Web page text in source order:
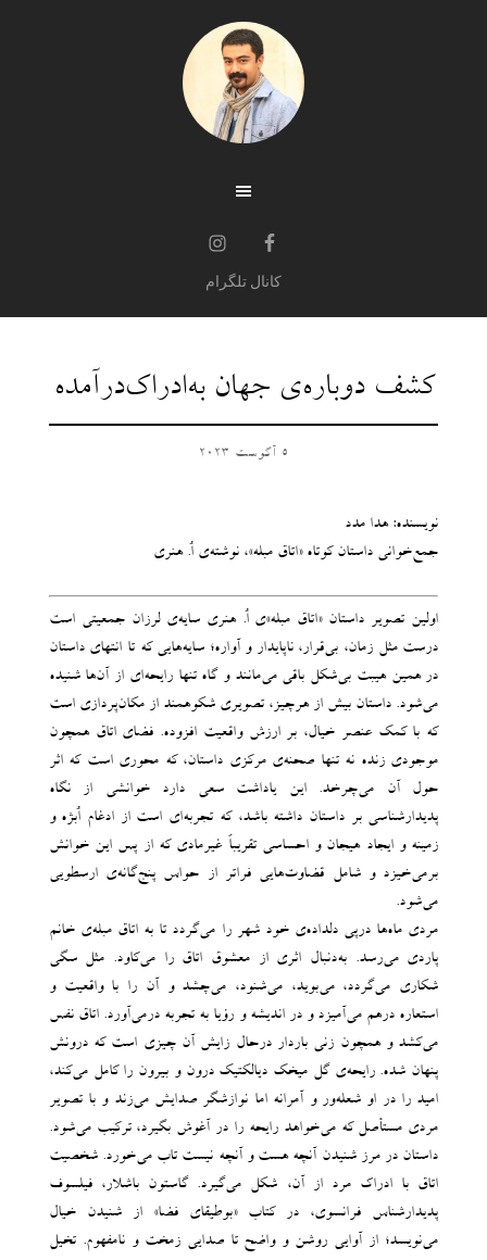
کانال تلگرام
کشف دوباره‌ی جهان به‌ادراک‌درآمده
5 آگوست 2023
نویسنده: هدا مدد
جمع‌خوانی داستان کوتاه «اتاق مبله»، نوشته‌ی اُ. هنری
اولین تصویر داستان «اتاق مبله‌‌»‌ی اُ. هنری سایه‌‌ی لرزان جمعیتی است
درست مثل زمان، بی‌‌قرار، ناپایدار و آواره؛ سایه‌‌هایی که تا انتهای داستان
در همین هیبت بی‌‌شکل باقی می‌‌مانند و گاه تنها رایحه‌‌ای از آن‌‌ها شنیده
می‌‌شود. داستان بیش از هرچیز، تصویری شکوهمند از مکان‌‌پردازی است
که با کمک عنصر خیال، بر ارزش واقعیت افزوده. فضای اتاق همچون
موجودی زنده نه‌ تنها صحنه‌ی مرکزی داستان، که محوری است که اثر
حول آن می‌چرخد. این یاداشت سعی دارد خوانشی از نگاه
پدیدارشناسی بر داستان داشته باشد، که تجربه‌‌ای است از‌‌ ادغام اُبژه و
زمینه و ایجاد هیجان و احساسی تقریباً غیرمادی که از پس این خوانش
برمی‌‌خیزد و شامل قضاوت‌‌هایی فراتر از حواس پنج‌‌گانه‌‌ی ارسطویی
می‌‌شود.
مردی ماه‌ها درپی دلداده‌‌ی خود شهر را می‌‌گردد تا به اتاق مبله‌‌ی خانم
پاردی می‌‌رسد. به‌‌‌دنبال اثری از معشوق اتاق را می‌کاود. مثل سگی
شکاری می‌گردد، می‌بوید، می‌شنود، می‌چشد و آن را با واقعیت و
استعاره درهم می‌آمیزد و در اندیشه و رؤیا به تجربه درمی‌آورد. اتاق نفس
می‌کشد و همچون زنی باردار درحال زایش آن‌ چیزی است که درونش
پنهان شده. رایحه‌‌ی گل میخک دیالکتیک درون و بیرون را کامل می‌‌کند،
امید را در او شعله‌ور و آمرانه اما نوازشگر صدایش می‌زند و با تصویر
مردی مستأصل که می‌‌خواهد رایحه‌‌ را در آغوش بگیرد، ترکیب می‌‌شود.
داستان در مرز شنیدن آنچه هست و آنچه نیست تاب می‌‌خورد. شخصیت
اتاق با ادراک مرد از آن، شکل می‌‌گیرد. گاستون باشلار، فیلسوف
پدیدارشناس فرانسوی، در کتاب «بوطیقای فضا» از شنیدن خیال
می‌نویسد؛ از آوایی روشن و واضح تا صدایی زمخت و نامفهوم. تخیل